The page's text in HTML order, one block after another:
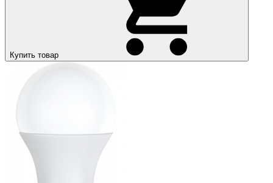
Купить товар